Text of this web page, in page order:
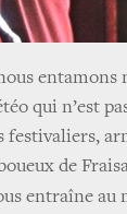
qui n’est
de
entraîne au